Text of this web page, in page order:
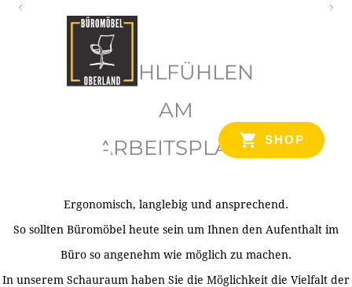
SHOP
WOHLFÜHLEN
AM
ARBEITSPLATZ
Ergonomisch, langlebig und ansprechend.
So sollten Büromöbel heute sein um Ihnen den Aufenthalt im
Büro so angenehm wie möglich zu machen.
In unserem Schauraum haben Sie die Möglichkeit die Vielfalt der